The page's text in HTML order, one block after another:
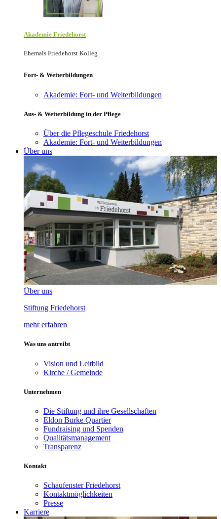
Akademie Friede­horst
Ehemals Friedehorst Kolleg
Fort- & Weiterbildungen
Akademie: Fort- und Weiterbildungen
Aus- & Weiterbildung in der Pflege
Über die Pflegeschule Friedehorst
Akademie: Fort- und Weiterbildungen
Über uns
Über uns
Stiftung Friedehorst
mehr erfahren
Was uns antreibt
Vision und Leitbild
Kirche / Gemeinde
Unternehmen
Die Stiftung und ihre Gesellschaften
Eldon Burke Quartier
Fundraising und Spenden
Qualitätsmanagement
Transparenz
Kontakt
Schaufenster Friedehorst
Kontaktmöglichkeiten
Presse
Karriere